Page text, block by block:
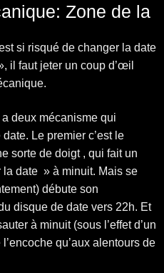
Zone de la
si risqué de changer la date
il faut jeter un coup d’œil
a deux mécanisme qui
Le premier c’est le
sorte de doigt , qui fait un
la date » à minuit. Mais se
débute son
disque de date vers 22h. Et
à minuit (sous l’effet d’un
qu’aux alentours de